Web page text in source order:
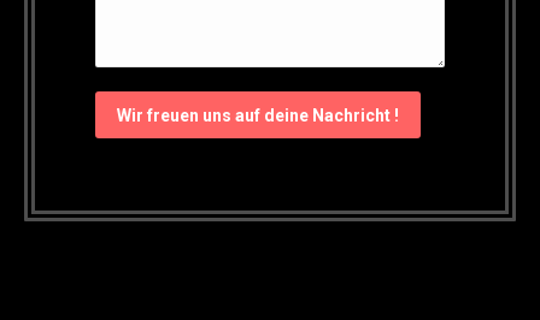
Wir freuen uns auf deine Nachricht !